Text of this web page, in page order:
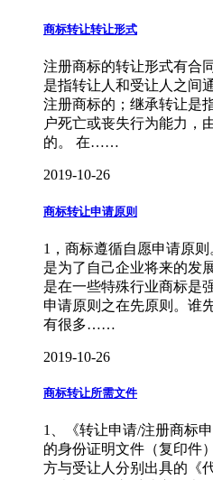
商标转让转让形式
注册商标的转让形式有合
是指转让人和受让人之间
注册商标的；继承转让是
户死亡或丧失行为能力，
的。 在……
2019-10-26
商标转让申请原则
1，商标遵循自愿申请原
是为了自己企业将来的发
是在一些特殊行业商标是
申请原则之在先原则。谁
有很多……
2019-10-26
商标转让所需文件
1、《转让申请/注册商标
的身份证明文件（复印件
方与受让人分别出具的《